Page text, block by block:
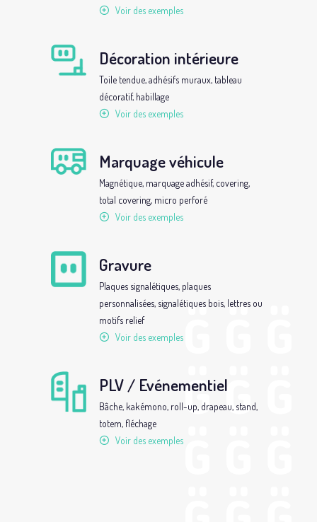
Voir des exemples
Décoration intérieure
Toile tendue, adhésifs muraux, tableau
décoratif, habillage
Voir des exemples
Marquage véhicule
Magnétique, marquage adhésif, covering,
total covering, micro perforé
Voir des exemples
Gravure
Plaques signalétiques, plaques
personnalisées, signalétiques bois, lettres ou
motifs relief
Voir des exemples
PLV / Evénementiel
Bâche, kakémono, roll-up, drapeau, stand,
totem, fléchage
Voir des exemples